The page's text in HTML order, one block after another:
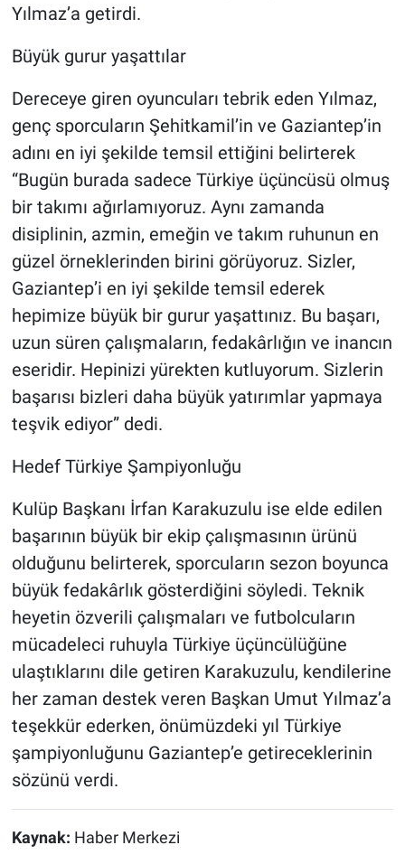
Yılmaz’a getirdi.
Büyük gurur yaşattılar
Dereceye giren oyuncuları tebrik eden Yılmaz,
genç sporcuların Şehitkamil’in ve Gaziantep’in
adını en iyi şekilde temsil ettiğini belirterek
“Bugün burada sadece Türkiye üçüncüsü olmuş
bir takımı ağırlamıyoruz. Aynı zamanda
disiplinin, azmin, emeğin ve takım ruhunun en
güzel örneklerinden birini görüyoruz. Sizler,
Gaziantep’i en iyi şekilde temsil ederek
hepimize büyük bir gurur yaşattınız. Bu başarı,
uzun süren çalışmaların, fedakârlığın ve inancın
eseridir. Hepinizi yürekten kutluyorum. Sizlerin
başarısı bizleri daha büyük yatırımlar yapmaya
teşvik ediyor” dedi.
Hedef Türkiye Şampiyonluğu
Kulüp Başkanı İrfan Karakuzulu ise elde edilen
başarının büyük bir ekip çalışmasının ürünü
olduğunu belirterek, sporcuların sezon boyunca
büyük fedakârlık gösterdiğini söyledi. Teknik
heyetin özverili çalışmaları ve futbolcuların
mücadeleci ruhuyla Türkiye üçüncülüğüne
ulaştıklarını dile getiren Karakuzulu, kendilerine
her zaman destek veren Başkan Umut Yılmaz’a
teşekkür ederken, önümüzdeki yıl Türkiye
şampiyonluğunu Gaziantep’e getireceklerinin
sözünü verdi.
Kaynak: Haber Merkezi